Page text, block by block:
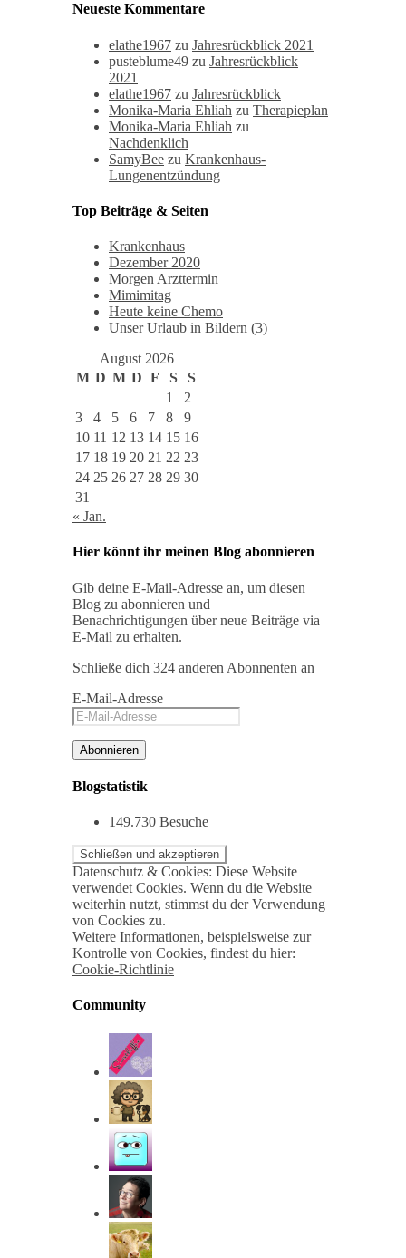
Neueste Kommentare
elathe1967 zu Jahresrückblick 2021
pusteblume49 zu Jahresrückblick
2021
elathe1967 zu Jahresrückblick
Monika-Maria Ehliah zu Therapieplan
Monika-Maria Ehliah zu
Nachdenklich
SamyBee zu Krankenhaus-
Lungenentzündung
Top Beiträge & Seiten
Krankenhaus
Dezember 2020
Morgen Arzttermin
Mimimitag
Heute keine Chemo
Unser Urlaub in Bildern (3)
August 2026
M D M D F S
S
1
2
3
4 5 6 7 8
9
10 11 12 13 14 15 16
17 18 19 20 21 22 23
24 25 26 27 28 29 30
31
« Jan.
Hier könnt ihr meinen Blog abonnieren
Gib deine E-Mail-Adresse an, um diesen
Blog zu abonnieren und
Benachrichtigungen über neue Beiträge via
E-Mail zu erhalten.
Schließe dich 324 anderen Abonnenten an
E-Mail-Adresse
Abonnieren
Blogstatistik
149.730 Besuche
Datenschutz & Cookies: Diese Website
verwendet Cookies. Wenn du die Website
weiterhin nutzt, stimmst du der Verwendung
von Cookies zu.
Weitere Informationen, beispielsweise zur
Kontrolle von Cookies, findest du hier:
Cookie-Richtlinie
Community